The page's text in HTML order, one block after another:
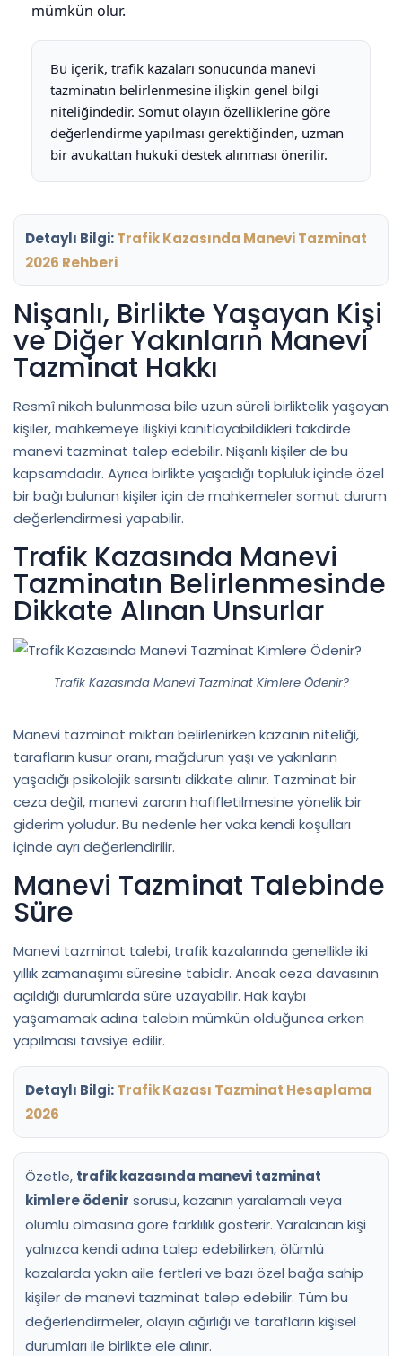
mümkün olur.
Bu içerik, trafik kazaları sonucunda manevi
tazminatın belirlenmesine ilişkin genel bilgi
niteliğindedir. Somut olayın özelliklerine göre
değerlendirme yapılması gerektiğinden, uzman
bir avukattan hukuki destek alınması önerilir.
Detaylı Bilgi:Trafik Kazasında Manevi Tazminat
2026 Rehberi
Nişanlı, Birlikte Yaşayan Kişi
ve Diğer Yakınların Manevi
Tazminat Hakkı
Resmî nikah bulunmasa bile uzun süreli birliktelik yaşayan
kişiler, mahkemeye ilişkiyi kanıtlayabildikleri takdirde
manevi tazminat talep edebilir. Nişanlı kişiler de bu
kapsamdadır. Ayrıca birlikte yaşadığı topluluk içinde özel
bir bağı bulunan kişiler için de mahkemeler somut durum
değerlendirmesi yapabilir.
Trafik Kazasında Manevi
Tazminatın Belirlenmesinde
Dikkate Alınan Unsurlar
Trafik Kazasında Manevi Tazminat Kimlere Ödenir?
Manevi tazminat miktarı belirlenirken kazanın niteliği,
tarafların kusur oranı, mağdurun yaşı ve yakınların
yaşadığı psikolojik sarsıntı dikkate alınır. Tazminat bir
ceza değil, manevi zararın hafifletilmesine yönelik bir
giderim yoludur. Bu nedenle her vaka kendi koşulları
içinde ayrı değerlendirilir.
Manevi Tazminat Talebinde
Süre
Manevi tazminat talebi, trafik kazalarında genellikle iki
yıllık zamanaşımı süresine tabidir. Ancak ceza davasının
açıldığı durumlarda süre uzayabilir. Hak kaybı
yaşamamak adına talebin mümkün olduğunca erken
yapılması tavsiye edilir.
Detaylı Bilgi:Trafik Kazası Tazminat Hesaplama
2026
Özetle, trafik kazasında manevi tazminat
kimlere ödenir sorusu, kazanın yaralamalı veya
ölümlü olmasına göre farklılık gösterir. Yaralanan kişi
yalnızca kendi adına talep edebilirken, ölümlü
kazalarda yakın aile fertleri ve bazı özel bağa sahip
kişiler de manevi tazminat talep edebilir. Tüm bu
değerlendirmeler, olayın ağırlığı ve tarafların kişisel
durumları ile birlikte ele alınır.